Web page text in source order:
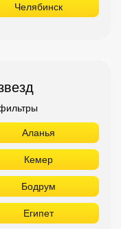
Челябинск
Аланья
Кемер
Бодрум
Египет